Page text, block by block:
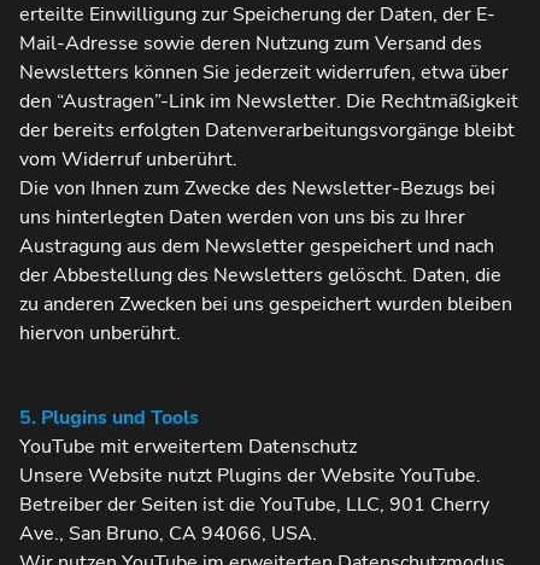
erteilte Einwilligung zur Speicherung der Daten, der E-
Mail-Adresse sowie deren Nutzung zum Versand des
Newsletters können Sie jederzeit widerrufen, etwa über
den “Austragen”-Link im Newsletter. Die Rechtmäßigkeit
der bereits erfolgten Datenverarbeitungsvorgänge bleibt
vom Widerruf unberührt.
Die von Ihnen zum Zwecke des Newsletter-Bezugs bei
uns hinterlegten Daten werden von uns bis zu Ihrer
Austragung aus dem Newsletter gespeichert und nach
der Abbestellung des Newsletters gelöscht. Daten, die
zu anderen Zwecken bei uns gespeichert wurden bleiben
hiervon unberührt.
5. Plugins und Tools
YouTube mit erweitertem Datenschutz
Unsere Website nutzt Plugins der Website YouTube.
Betreiber der Seiten ist die YouTube, LLC, 901 Cherry
Ave., San Bruno, CA 94066, USA.